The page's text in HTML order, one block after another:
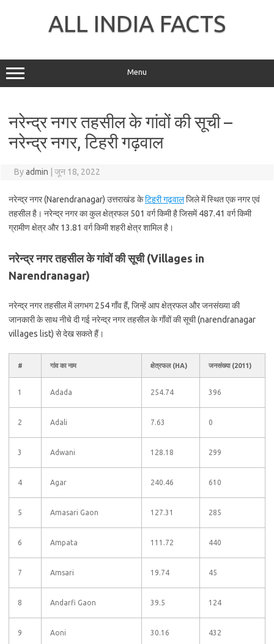
ALL INDIA FACTS
Menu
नरेन्द्र नगर तहसील के गांवों की सूची –
नरेन्द्र नगर, टिहरी गढ़वाल
Byadmin जून 18, 2022
नरेन्द्र नगर (Narendranagar) उत्तराखंड केटिहरी गढ़वालजिले में स्थित एक नगर एवं
तहसील है। नरेन्द्र नगर का कुल क्षेत्रफल 501 वर्ग किमी है जिसमें 487.41 वर्ग किमी
ग्रामीण क्षेत्र और 13.81 वर्ग किमी शहरी क्षेत्र शामिल है।
नरेन्द्र नगर तहसील के गांवों की सूची (Villages in
Narendranagar)
नरेन्द्र नगर तहसील में लगभग 254 गाँव हैं, जिन्हें आप क्षेत्रफल और जनसंख्या की
जानकारी के साथ नीचे दी गई नरेन्द्र नगर तहसील के गाँवों की सूची (narendranagar
villages list) से देख सकते हैं।
# गांव का नाम क्षेत्रफल (HA) जनसंख्या (2011)
1 Adada 254.74 396
2 Adali 7.63 0
3 Adwani 128.18 299
4 Agar 240.46 610
5 Amasari Gaon 127.31 285
6 Ampata 111.72 440
7 Amsari 19.74 45
8 Andarfi Gaon 39.5 124
9 Aoni 30.16 432